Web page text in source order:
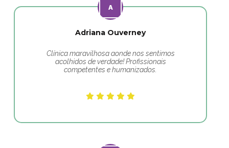
Adriana Ouverney
Clínica maravilhosa aonde nos sentimos
acolhidos de verdade! Profissionais
competentes e humanizados.